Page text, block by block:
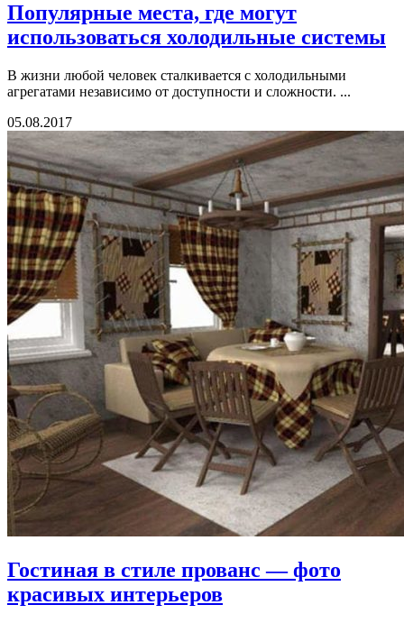
Популярные места, где могут
использоваться холодильные системы
В жизни любой человек сталкивается с холодильными
агрегатами независимо от доступности и сложности. ...
05.08.2017
Гостиная в стиле прованс — фото
красивых интерьеров